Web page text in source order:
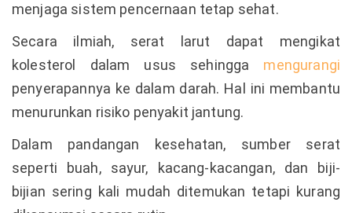
menjaga sistem pencernaan tetap sehat.
Secara ilmiah, serat larut dapat mengikat
kolesterol dalam usus sehingga mengurangi
penyerapannya ke dalam darah. Hal ini membantu
menurunkan risiko penyakit jantung.
Dalam pandangan kesehatan, sumber serat
seperti buah, sayur, kacang-kacangan, dan biji-
bijian sering kali mudah ditemukan tetapi kurang